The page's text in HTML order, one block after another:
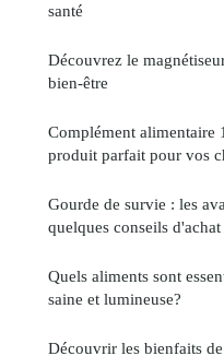
santé
Découvrez le
bien-être
Complément alimentaire
produit parfait pour vos
Gourde de survie : les
quelques conseils d'achat
Quels aliments sont
saine et lumineuse?
Découvrir les bienfaits